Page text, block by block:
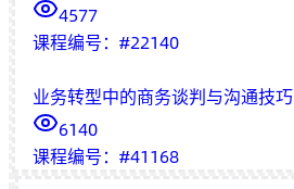
4577
课程编号： #22140
业务转型中的商务谈判与沟通技巧
6140
课程编号： #41168